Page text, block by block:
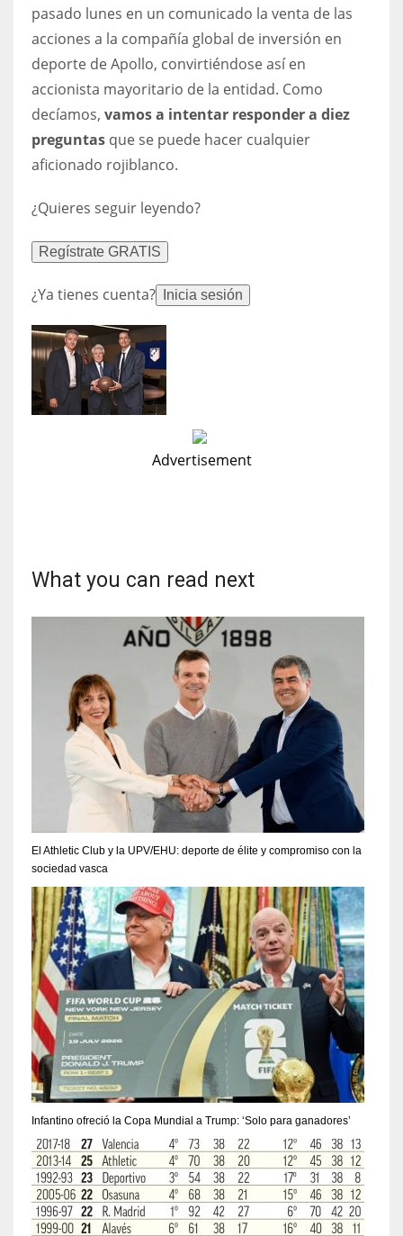
DEN
24
20
pasado lunes en un comunicado la venta de las
acciones a la compañía global de inversión en
deporte de Apollo, convirtiéndose así en
accionista mayoritario de la entidad. Como
decíamos, vamos a intentar responder a diez
preguntas que se puede hacer cualquier
aficionado rojiblanco.
¿Quieres seguir leyendo?
Regístrate GRATIS
¿Ya tienes cuenta? Inicia sesión
Advertisement
What you can read next
El Athletic Club y la UPV/EHU: deporte de élite y compromiso con la
sociedad vasca
Infantino ofreció la Copa Mundial a Trump: ‘Solo para ganadores’